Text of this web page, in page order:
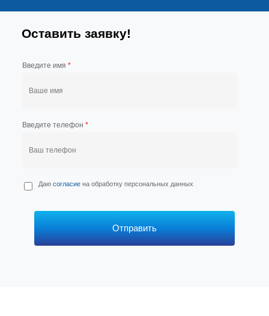
Оставить заявку!
Введите имя *
Введите телефон *
П
е
Даю согласиена обработку персональных данных
Отправить